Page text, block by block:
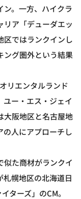
。一方、ハイクラ
リア「デューダエッ
区ではランクインし
ング圏外という結果
リエンタルランド
ユー・エス・ジェイ
大阪地区と名古屋地
の人にアプローチし
似た商材がランクイ
札幌地区の北海道日
ターズ」のCM。